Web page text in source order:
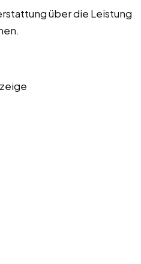
über die Leistung